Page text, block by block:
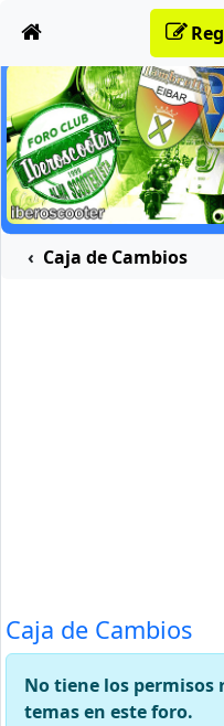
Caja de Cambios
Caja de Cambios
No tiene los permisos
temas en este foro.